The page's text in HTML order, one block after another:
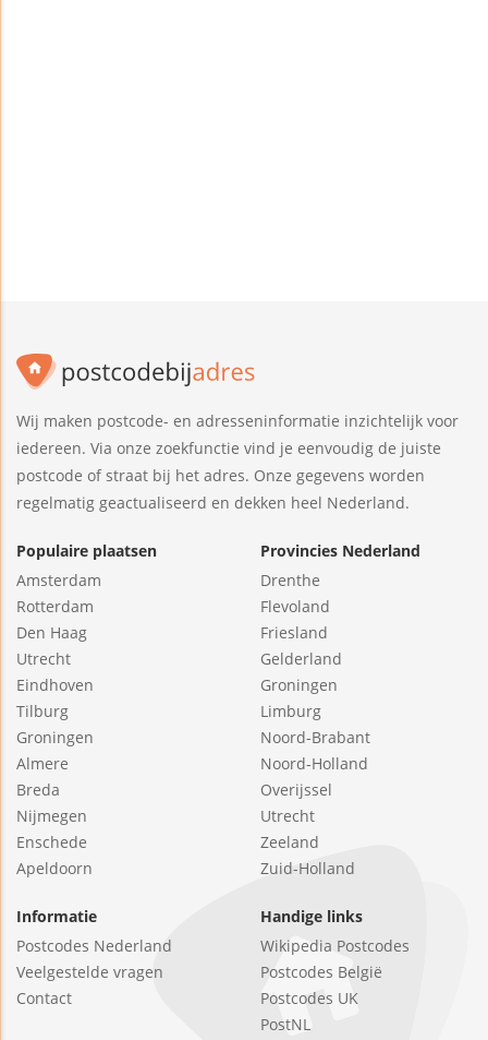
Wij maken postcode- en adresseninformatie inzichtelijk voor
iedereen. Via onze zoekfunctie vind je eenvoudig de juiste
postcode of straat bij het adres. Onze gegevens worden
regelmatig geactualiseerd en dekken heel Nederland.
Populaire plaatsen
Amsterdam
Rotterdam
Den Haag
Utrecht
Eindhoven
Tilburg
Groningen
Almere
Breda
Nijmegen
Enschede
Apeldoorn
Provincies Nederland
Drenthe
Flevoland
Friesland
Gelderland
Groningen
Limburg
Noord-Brabant
Noord-Holland
Overijssel
Utrecht
Zeeland
Zuid-Holland
Informatie
Postcodes Nederland
Veelgestelde vragen
Contact
Handige links
Wikipedia Postcodes
Postcodes België
Postcodes UK
PostNL